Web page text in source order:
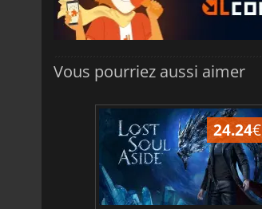
Vous pourriez aussi aimer
24.24€